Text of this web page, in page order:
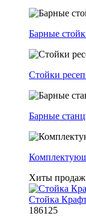
Барные
Стойки
Барные
Хиты продаж
Стойка
186125